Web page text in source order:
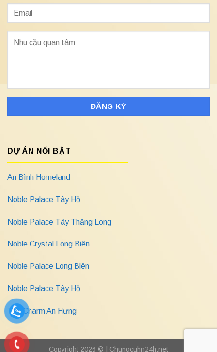
DỰ ÁN NỔI BẬT
An Bình Homeland
Noble Palace Tây Hồ
Noble Palace Tây Thăng Long
Noble Crystal Long Biên
Noble Palace Long Biên
Noble Palace Tây Hồ
The Charm An Hưng
Copyright 2026 © | Chungcuhn24h.net